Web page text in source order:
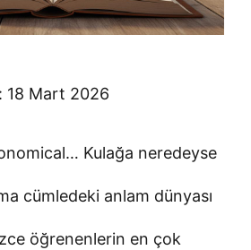
18 Mart 2026
Kulağa neredeyse
cümledeki anlam dünyası
öğrenenlerin en çok